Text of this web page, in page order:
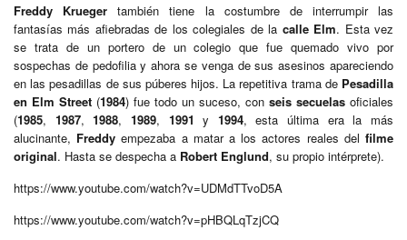
Freddy Krueger también tiene la costumbre de interrumpir las
fantasías más afiebradas de los colegiales de la calle Elm. Esta vez
se trata de un portero de un colegio que fue quemado vivo por
sospechas de pedofilia y ahora se venga de sus asesinos apareciendo
en las pesadillas de sus púberes hijos. La repetitiva trama de Pesadilla
en Elm Street (1984) fue todo un suceso, con seis secuelas oficiales
(1985, 1987,1988, 1989, 1991 y 1994, esta última era la más
alucinante, Freddy empezaba a matar a los actores reales delfilme
original. Hasta se despecha a Robert Englund, su propio intérprete).
https://www.youtube.com/watch?v=UDMdTTvoD5A
https://www.youtube.com/watch?v=pHBQLqTzjCQ